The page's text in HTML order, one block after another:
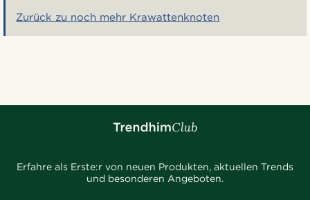
Zurück zu noch mehr Krawattenknoten
Erfahre als Erste:r von neuen Produkten, aktuellen Trends
und besonderen Angeboten.